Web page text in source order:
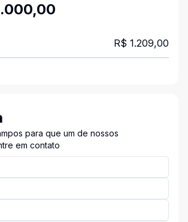
R$ 1.209,00
para que um de nossos
em contato